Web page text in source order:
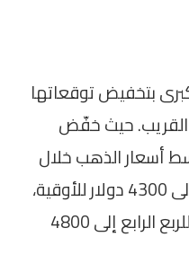
بتخفيض توقعاتها
القريب. حيث خفّض
أسعار الذهب خلال
الربع الثالث من العام الجاري إلى 4300 دولار للأوقية،
في حين تم تقليص الأهداف للربع الرابع إلى 4800